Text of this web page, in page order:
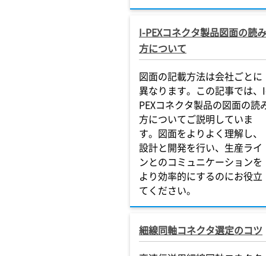
I-PEXコネクタ製品図面の読み
方について
図面の記載方法は会社ごとに
異なります。この記事では、
PEXコネクタ製品の図面の読
方についてご説明していま
す。図面をよりよく理解し、
設計と開発を行い、生産ライ
ンとのコミュニケーションを
より効率的にするのにお役立
てください。
細線同軸コネクタ選定のコツ